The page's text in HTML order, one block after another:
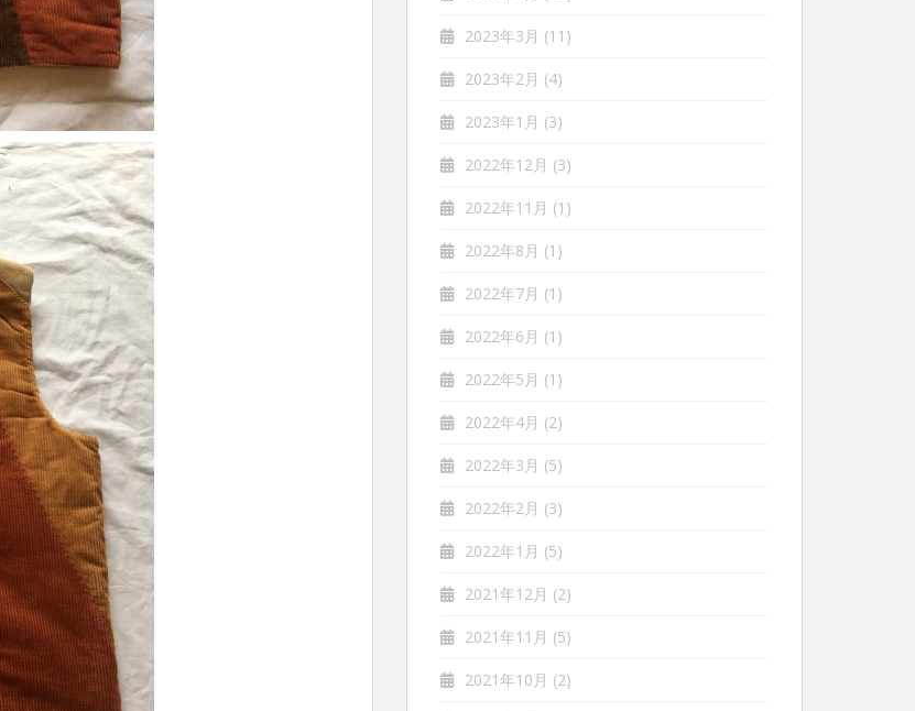
2023年3月 (11)
2023年2月 (4)
2023年1月 (3)
2022年12月 (3)
2022年11月 (1)
2022年8月 (1)
2022年7月 (1)
2022年6月 (1)
2022年5月 (1)
2022年4月 (2)
2022年3月 (5)
2022年2月 (3)
2022年1月 (5)
2021年12月 (2)
2021年11月 (5)
2021年10月 (2)